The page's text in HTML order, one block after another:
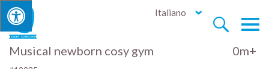


Italiano
Musical newborn cosy gym 0m+